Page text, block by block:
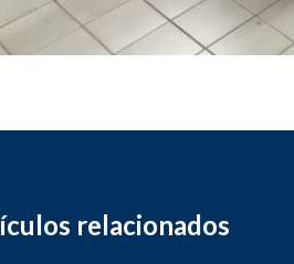
relacionados